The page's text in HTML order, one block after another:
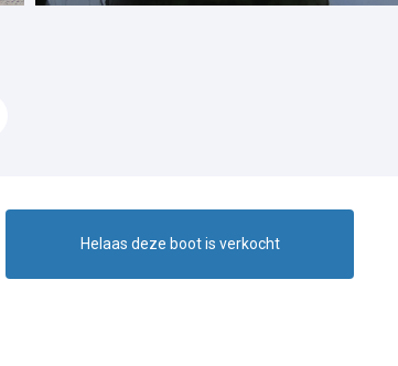
Helaas deze boot is verkocht